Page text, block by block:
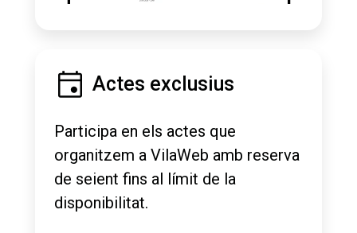
Actes exclusius
Participa en els actes que
organitzem a VilaWeb amb reserva
de seient fins al límit de la
disponibilitat.